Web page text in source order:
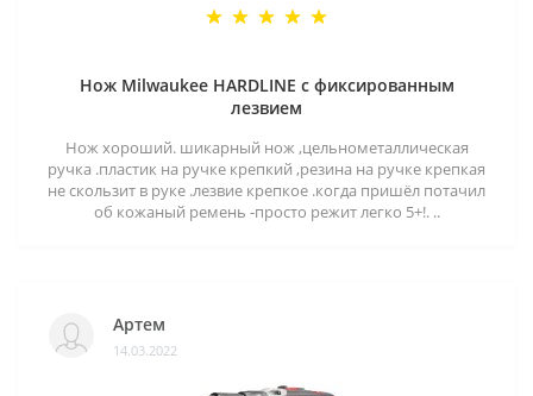
Нож Milwaukee HARDLINE с фиксированным
лезвием
Нож хороший. шикарный нож ,цельнометаллическая
ручка .пластик на ручке крепкий ,резина на ручке крепкая
не скользит в руке .лезвие крепкое .когда пришёл потачил
об кожаный ремень -просто режит легко 5+!. ..
Артем
14.03.2022